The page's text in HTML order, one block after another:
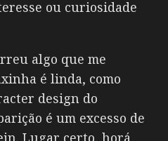
ou curiosidade
algo que me
é linda, como
design do
é um excesso de
Lugar certo, horá